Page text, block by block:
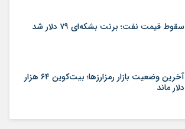
سقوط قیمت نفت؛ برنت بشکه‌ای ۷۹ دلار شد
آخرین وضعیت بازار رمزارزها؛ بیت‌کوین ۶۴ هزار
دلار ماند